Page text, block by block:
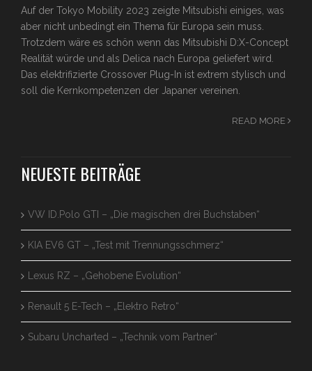
Auf der Tokyo Mobility 2023 zeigte Mitsubishi einiges, was
aber nicht unbedingt ein Thema für Europa sein muss.
Trotzdem wäre es schön wenn das Mitsubishi D:X-Concept
Realität würde und als Delica nach Europa geliefert wird.
Das elektrifizierte Crossover Plug-In ist extrem stylisch und
soll die Kernkompetenzen der Japaner vereinen.
READ MORE
NEUESTE BEITRÄGE
VW ID.Polo GTI – „Die magischen drei Buchstaben“
KIA EV6 GT – „Test mit Trennungsschmerz“
Lexus RZ – „Gehobene Evolution“
Renault 5 E-Tech – „Elektro Retro“
Subaru Uncharted – „Technik vom Partner“